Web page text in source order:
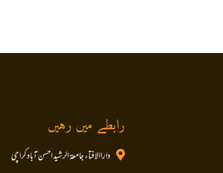
رابطے میں رہیں
داراالافتاء جامعۃ الرشید احسن آباد کراچی